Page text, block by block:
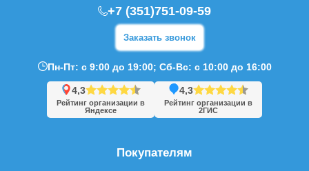
Покупателям
+7 (351)751-09-59
Заказать звонок
Пн-Пт: с 9:00 до 19:00; Сб-Вс: с 10:00 до 16:00
4,3
Рейтинг организации в
Яндексе
4,3
Рейтинг организации в
2ГИС